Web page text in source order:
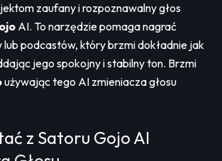
zaufany i rozpoznawalny głos
AI. To narzędzie pomaga nagrać
podcastów, który brzmi dokładnie jak
jego spokojny i stabilny ton. Brzmi
używając tego AI zmieniacza głosu
z Satoru Gojo AI